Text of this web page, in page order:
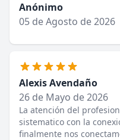
Anónimo
05 de Agosto de 2026
Alexis Avendaño
26 de Mayo de 2026
La atención del
sistematico con la
finalmente nos